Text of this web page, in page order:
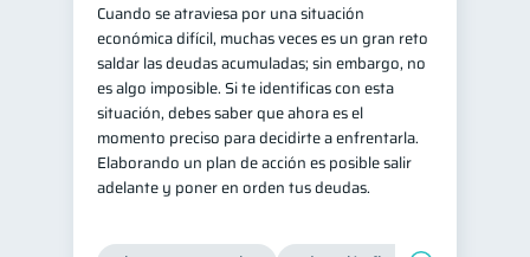
Cuando se atraviesa por una situación
económica difícil, muchas veces es un gran reto
saldar las deudas acumuladas; sin embargo, no
es algo imposible. Si te identificas con esta
situación, debes saber que ahora es el
momento preciso para decidirte a enfrentarla.
Elaborando un plan de acción es posible salir
adelante y poner en orden tus deudas.